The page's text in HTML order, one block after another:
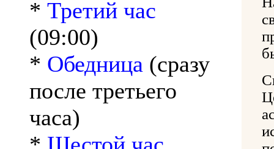
* Третий час
(09:00)
* Обедница (сразу
после третьего
часа)